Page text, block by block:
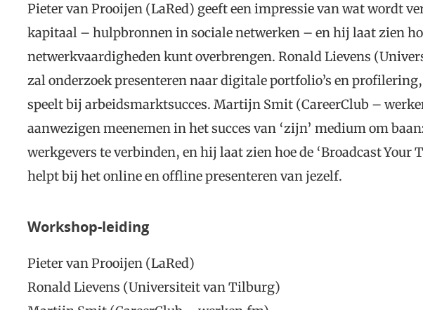
Pieter van Prooijen (LaRed) geeft een impressie van wat wordt
kapitaal – hulpbronnen in sociale netwerken – en hij laat zien
netwerkvaardigheden kunt overbrengen. Ronald Lievens
zal onderzoek presenteren naar digitale portfolio’s en
speelt bij arbeidsmarktsucces. Martijn Smit (CareerClub –
aanwezigen meenemen in het succes van ‘zijn’ medium om
werkgevers te verbinden, en hij laat zien hoe de ‘Broadcast Your
helpt bij het online en offline presenteren van jezelf.
Workshop-leiding
Pieter van Prooijen (LaRed)
Ronald Lievens (Universiteit van Tilburg)